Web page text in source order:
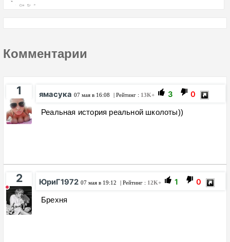
Комментарии
1 ямасука 07 мая в 16:08 | Рейтинг : 13K+ 3 0
Реальная история реальной школоты))
2 ЮриГ1972 07 мая в 19:12 | Рейтинг : 12K+ 1 0
Брехня